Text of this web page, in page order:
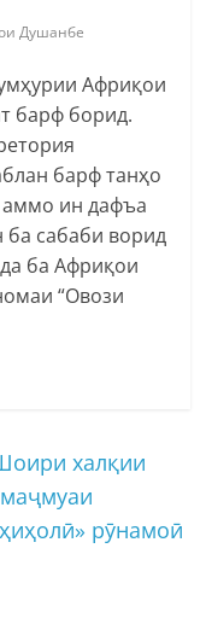
Душанбе
Африқои
барф борид.
барф танҳо
аммо ин дафъа
сабаби ворид
ба Африқои
“Овози
халқии
рӯнамоӣ